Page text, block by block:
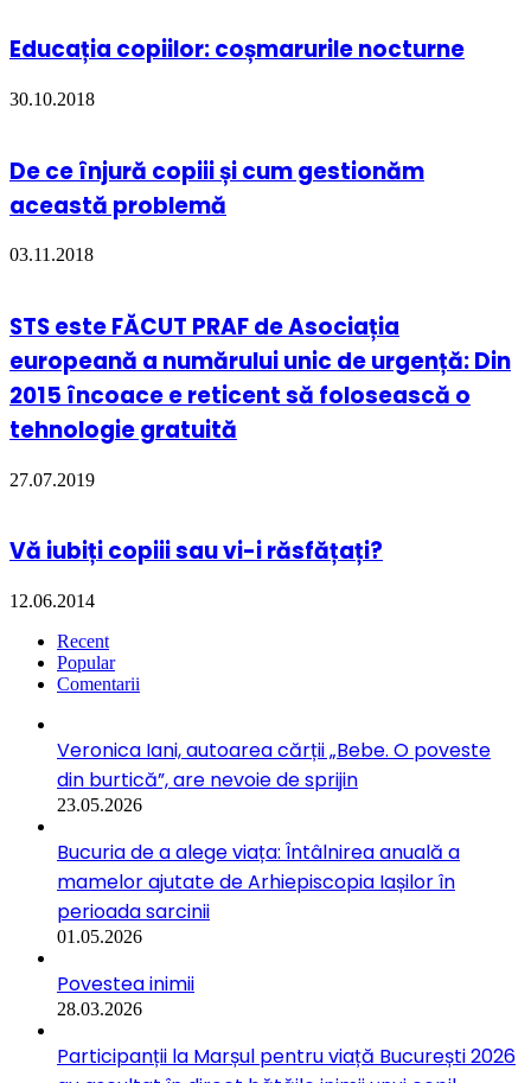
Educația copiilor: coșmarurile nocturne
30.10.2018
De ce înjură copiii și cum gestionăm
această problemă
03.11.2018
STS este FĂCUT PRAF de Asociația
europeană a numărului unic de urgență: Din
2015 încoace e reticent să folosească o
tehnologie gratuită
27.07.2019
Vă iubiți copiii sau vi-i răsfățați?
12.06.2014
Recent
Popular
Comentarii
Veronica Iani, autoarea cărții „Bebe. O poveste
din burtică”, are nevoie de sprijin
23.05.2026
Bucuria de a alege viața: Întâlnirea anuală a
mamelor ajutate de Arhiepiscopia Iașilor în
perioada sarcinii
01.05.2026
Povestea inimii
28.03.2026
Participanții la Marșul pentru viață București 2026